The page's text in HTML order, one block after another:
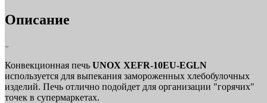
Описание
Конвекционная печь UNOX XEFR-10EU-EGLN
используется для выпекания замороженных хлебобулочных
изделий. Печь отлично подойдет для организации "горячих"
точек в супермаркетах.